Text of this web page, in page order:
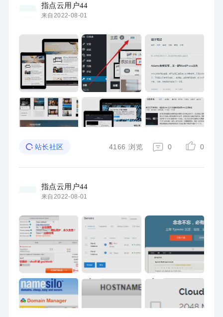
指点云用户44
来自2022-08-01
站长社区 4166 浏览 0 0
指点云用户44
来自2022-08-01